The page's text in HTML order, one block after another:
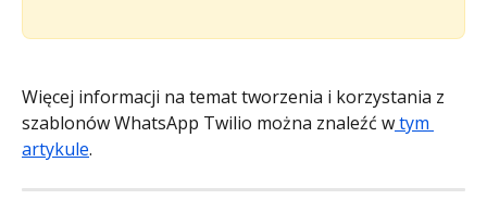
Więcej informacji na temat tworzenia i korzystania z
szablonów WhatsApp Twilio można znaleźć w tym
artykule.